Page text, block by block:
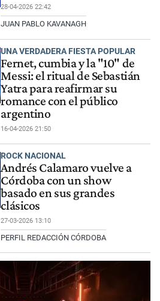
28-04-2026 22:42
JUAN PABLO KAVANAGH
UNA VERDADERA FIESTA POPULAR
Fernet, cumbia y la "10" de
Messi: el ritual de Sebastián
Yatra para reafirmar su
romance con el público
argentino
16-04-2026 21:50
ROCK NACIONAL
Andrés Calamaro vuelve a
Córdoba con un show
basado en sus grandes
clásicos
27-03-2026 13:10
PERFIL REDACCIÓN CÓRDOBA